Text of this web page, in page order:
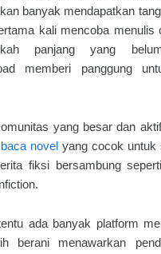
banyak mendapatkan
kali mencoba menulis
panjang yang
memberi panggung
yang besar dan
novel yang cocok untuk
fiksi bersambung
ada banyak platform
berani menawarkan